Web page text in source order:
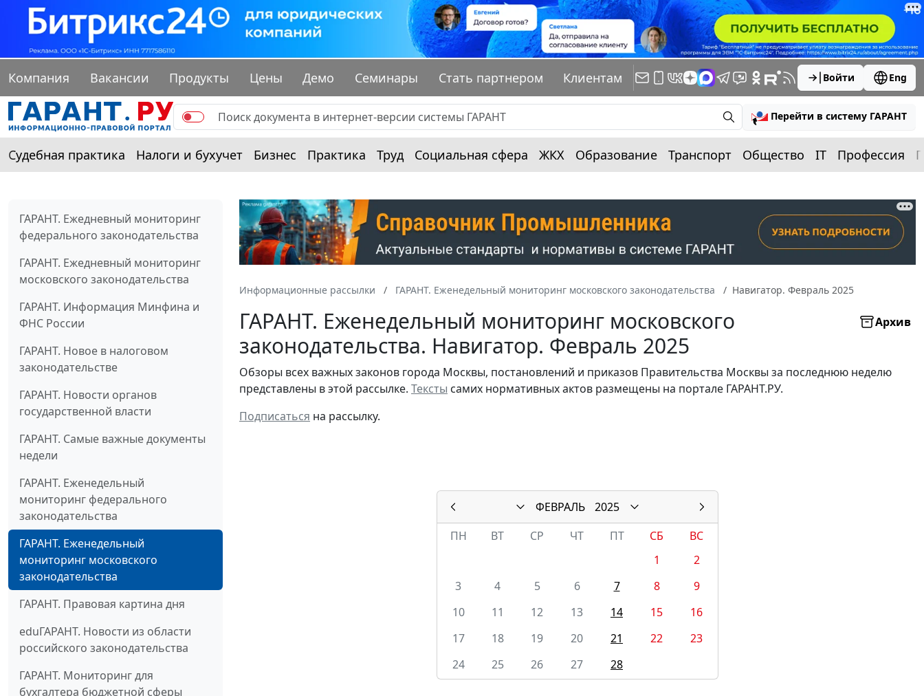
Компания Вакансии Продукты Цены Демо Семинары Стать партнером Клиентам Войти Eng
Перейти в систему ГАРАНТ
Судебная практика Налоги и бухучет Бизнес Практика Труд Социальная сфера ЖКХ Образование Транспорт Общество IT Профессия
ГАРАНТ. Ежедневный мониторинг
федерального законодательства
ГАРАНТ. Ежедневный мониторинг
московского законодательства
ГАРАНТ. Информация Минфина и
ФНС России
ГАРАНТ. Новое в налоговом
законодательстве
ГАРАНТ. Новости органов
государственной власти
ГАРАНТ. Самые важные документы
недели
ГАРАНТ. Еженедельный
мониторинг федерального
законодательства
ГАРАНТ. Еженедельный
мониторинг московского
законодательства
ГАРАНТ. Правовая картина дня
eduГАРАНТ. Новости из области
российского законодательства
ГАРАНТ. Мониторинг для
бухгалтера бюджетной сферы
Информационные рассылки ГАРАНТ. Еженедельный мониторинг московского законодательства Навигатор. Февраль 2025
ГАРАНТ. Еженедельный мониторинг московского
законодательства. Навигатор. Февраль 2025
Архив
Обзоры всех важных законов города Москвы, постановлений и приказов Правительства Москвы за последнюю неделю
представлены в этой рассылке. Тексты самих нормативных актов размещены на портале ГАРАНТ.РУ.
Подписаться на рассылку.
ФЕВРАЛЬ
2025
ПН
ВТ СР ЧТ ПТ СБ
ВС
1
2
3
4 5 6 7 8
9
10
11 12 13 14 15
16
17
18 19 20 21 22
23
24
25 26 27 28